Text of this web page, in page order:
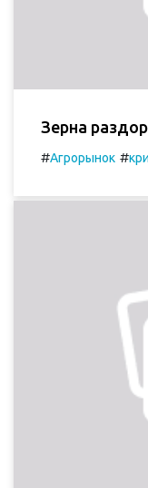
Зерна
#Агрорынок #